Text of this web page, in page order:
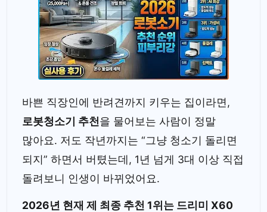
바쁜 직장인에 반려견까지 키우는 집이라면,
로봇청소기 추천을 물어보는 사람이 정말
많아요. 저도 작년까지는 “그냥 청소기 돌리면
되지” 하면서 버텼는데, 1년 넘게 3대 이상 직접
돌려보니 인생이 바뀌었어요.
2026년 현재 제 최종 추천 1위는 드리미 X60